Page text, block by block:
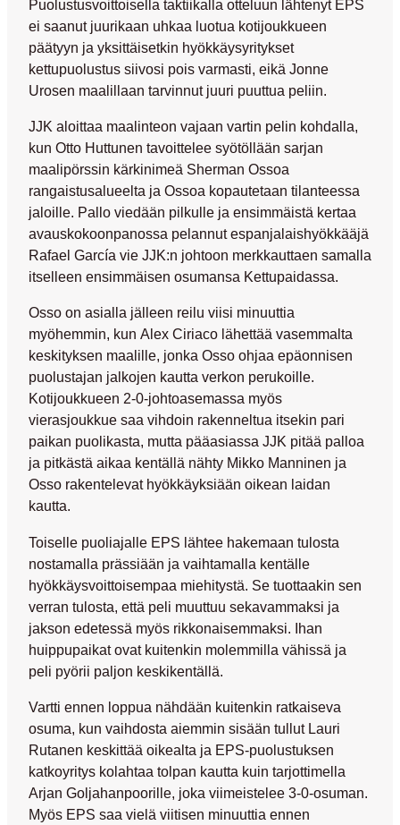
Puolustusvoittoisella taktiikalla otteluun lähtenyt EPS
ei saanut juurikaan uhkaa luotua kotijoukkueen
päätyyn ja yksittäisetkin hyökkäysyritykset
kettupuolustus siivosi pois varmasti, eikä Jonne
Urosen maalillaan tarvinnut juuri puuttua peliin.
JJK aloittaa maalinteon vajaan vartin pelin kohdalla,
kun Otto Huttunen tavoittelee syötöllään sarjan
maalipörssin kärkinimeä Sherman Ossoa
rangaistusalueelta ja Ossoa kopautetaan tilanteessa
jaloille. Pallo viedään pilkulle ja ensimmäistä kertaa
avauskokoonpanossa pelannut espanjalaishyökkääjä
Rafael García vie JJK:n johtoon merkkauttaen samalla
itselleen ensimmäisen osumansa Kettupaidassa.
Osso on asialla jälleen reilu viisi minuuttia
myöhemmin, kun Alex Ciriaco lähettää vasemmalta
keskityksen maalille, jonka Osso ohjaa epäonnisen
puolustajan jalkojen kautta verkon perukoille.
Kotijoukkueen 2-0-johtoasemassa myös
vierasjoukkue saa vihdoin rakenneltua itsekin pari
paikan puolikasta, mutta pääasiassa JJK pitää palloa
ja pitkästä aikaa kentällä nähty Mikko Manninen ja
Osso rakentelevat hyökkäyksiään oikean laidan
kautta.
Toiselle puoliajalle EPS lähtee hakemaan tulosta
nostamalla prässiään ja vaihtamalla kentälle
hyökkäysvoittoisempaa miehitystä. Se tuottaakin sen
verran tulosta, että peli muuttuu sekavammaksi ja
jakson edetessä myös rikkonaisemmaksi. Ihan
huippupaikat ovat kuitenkin molemmilla vähissä ja
peli pyörii paljon keskikentällä.
Vartti ennen loppua nähdään kuitenkin ratkaiseva
osuma, kun vaihdosta aiemmin sisään tullut Lauri
Rutanen keskittää oikealta ja EPS-puolustuksen
katkoyritys kolahtaa tolpan kautta kuin tarjottimella
Arjan Goljahanpoorille, joka viimeistelee 3-0-osuman.
Myös EPS saa vielä viitisen minuuttia ennen